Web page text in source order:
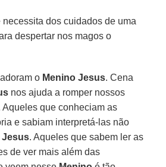
dos cuidados de uma
despertar nos magos o
o Menino Jesus. Cena
nos ajuda a romper nossos
que conheciam as
e sabiam interpretá-las não
Jesus. Aqueles que sabem ler as
de ver mais além das